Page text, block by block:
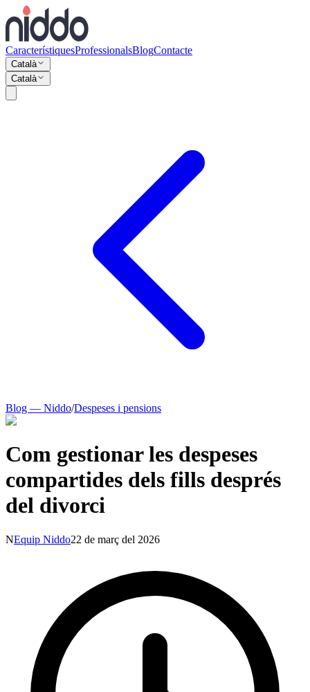
CaracterístiquesProfessionalsBlogContacte
Català
Català
Blog — Niddo/Despeses i pensions
Com gestionar les despeses
compartides dels fills després
del divorci
NEquip Niddo22 de març del 2026